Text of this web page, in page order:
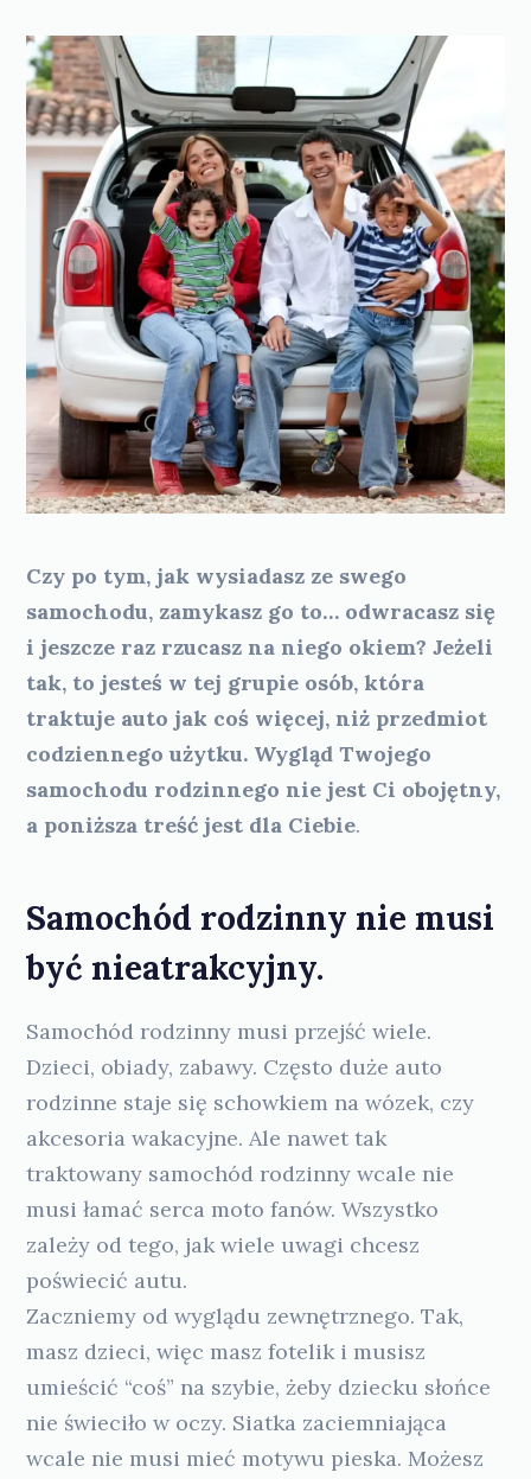
Czy po tym, jak wysiadasz ze swego
samochodu, zamykasz go to… odwracasz się
i jeszcze raz rzucasz na niego okiem? Jeżeli
tak, to jesteś w tej grupie osób, która
traktuje auto jak coś więcej, niż przedmiot
codziennego użytku. Wygląd Twojego
samochodu rodzinnego nie jest Ci obojętny,
a poniższa treść jest dla Ciebie.
Samochód rodzinny nie musi
być nieatrakcyjny.
Samochód rodzinny musi przejść wiele.
Dzieci, obiady, zabawy. Często duże auto
rodzinne staje się schowkiem na wózek, czy
akcesoria wakacyjne. Ale nawet tak
traktowany samochód rodzinny wcale nie
musi łamać serca moto fanów. Wszystko
zależy od tego, jak wiele uwagi chcesz
poświecić autu.
Zaczniemy od wyglądu zewnętrznego. Tak,
masz dzieci, więc masz fotelik i musisz
umieścić “coś” na szybie, żeby dziecku słońce
nie świeciło w oczy. Siatka zaciemniająca
wcale nie musi mieć motywu pieska. Możesz